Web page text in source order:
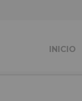
INICIO